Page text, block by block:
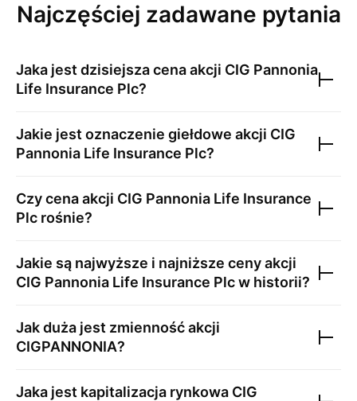
Najczęściej zadawane pytania
Jaka jest dzisiejsza cena akcji CIG Pannonia
Life Insurance Plc?
Jakie jest oznaczenie giełdowe akcji CIG
Pannonia Life Insurance Plc?
Czy cena akcji CIG Pannonia Life Insurance
Plc rośnie?
Jakie są najwyższe i najniższe ceny akcji
CIG Pannonia Life Insurance Plcw historii?
Jak duża jest zmienność akcji
CIGPANNONIA?
Jaka jest kapitalizacja rynkowa CIG